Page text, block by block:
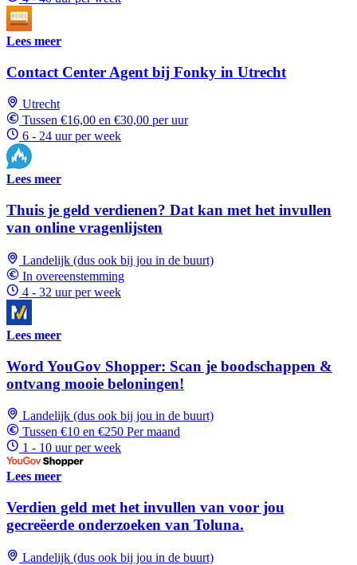
Lees meer
Contact Center Agent bij Fonky in Utrecht
Utrecht
Tussen €16,00 en €30,00 per uur
6 - 24 uur per week
Lees meer
Thuis je geld verdienen? Dat kan met het invullen
van online vragenlijsten
Landelijk (dus ook bij jou in de buurt)
In overeenstemming
4 - 32 uur per week
Lees meer
Word YouGov Shopper: Scan je boodschappen &
ontvang mooie beloningen!
Landelijk (dus ook bij jou in de buurt)
Tussen €10 en €250 Per maand
1 - 10 uur per week
Lees meer
Verdien geld met het invullen van voor jou
gecreëerde onderzoeken van Toluna.
Landelijk (dus ook bij jou in de buurt)